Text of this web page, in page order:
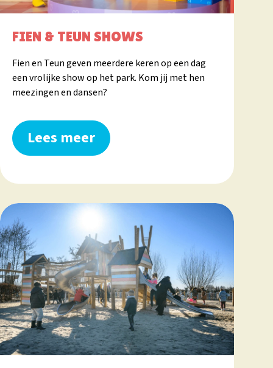
FIEN & TEUN SHOWS
Fien en Teun geven meerdere keren op een dag
een vrolijke show op het park. Kom jij met hen
meezingen en dansen?
Lees meer